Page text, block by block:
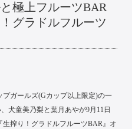
極上フルーツBAR
グラドルフルーツ
ガールズ(Gカップ以上限定)の一
犬童美乃梨と葉月あやが9月11日
搾り！グラドルフルーツBAR』オ